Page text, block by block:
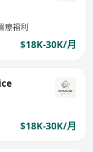
療福利
$18K-30K/月
$18K-30K/月